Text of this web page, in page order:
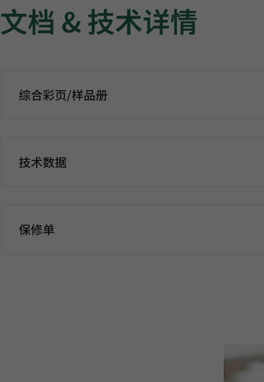
文档 & 技术详情
综合彩页/样品册
技术数据
保修单